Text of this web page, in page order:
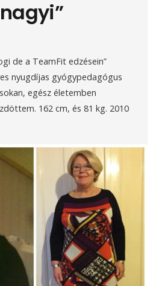
de a TeamFit edzésein”
nyugdíjas gyógypedagógus
egész életemben
162 cm, és 81 kg. 2010